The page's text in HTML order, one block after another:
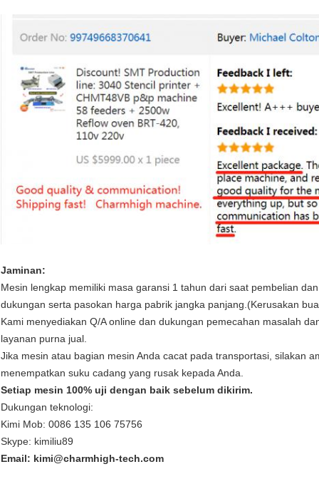
Jaminan:
Mesin lengkap memiliki masa garansi 1 tahun dari saat pembelian
dukungan serta pasokan harga pabrik jangka panjang.(Kerusakan
Kami menyediakan Q/A online dan dukungan pemecahan masalah
layanan purna jual.
Jika mesin atau bagian mesin Anda cacat pada transportasi, silakan
menempatkan suku cadang yang rusak kepada Anda.
Setiap mesin 100% uji dengan baik sebelum dikirim.
Dukungan teknologi:
Kimi Mob: 0086 135 106 75756
Skype: kimiliu89
Email: kimi@charmhigh-tech.com